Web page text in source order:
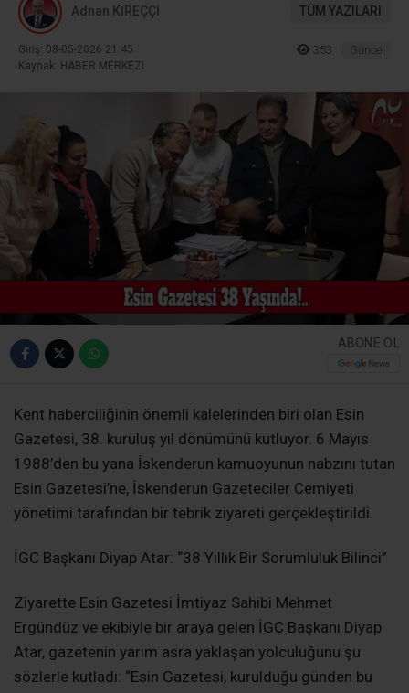
Adnan KİREÇÇİ TÜM YAZILARI
Giriş: 08-05-2026 21:45
Kaynak: HABER MERKEZI
353 Güncel
ABONE OL
Kent haberciliğinin önemli kalelerinden biri olan Esin
Gazetesi, 38. kuruluş yıl dönümünü kutluyor. 6 Mayıs
1988’den bu yana İskenderun kamuoyunun nabzını tutan
Esin Gazetesi’ne, İskenderun Gazeteciler Cemiyeti
yönetimi tarafından bir tebrik ziyareti gerçekleştirildi.
İGC Başkanı Diyap Atar: “38 Yıllık Bir Sorumluluk Bilinci”
Ziyarette Esin Gazetesi İmtiyaz Sahibi Mehmet
Ergündüz ve ekibiyle bir araya gelen İGC Başkanı Diyap
Atar, gazetenin yarım asra yaklaşan yolculuğunu şu
sözlerle kutladı: “Esin Gazetesi, kurulduğu günden bu